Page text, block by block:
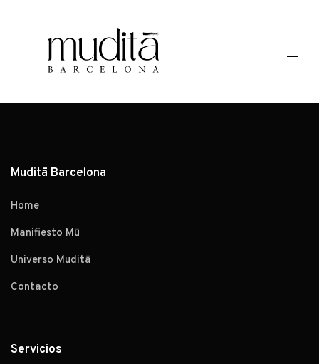
Muditā Barcelona
Home
Manifiesto Mū
Universo Muditā
Contacto
Servicios